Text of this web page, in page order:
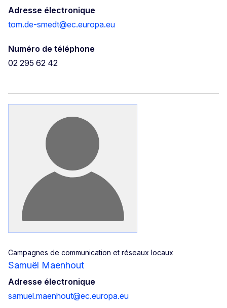
Adresse électronique
tom.de-smedt@ec.europa.eu
Numéro de téléphone
02 295 62 42
Campagnes de communication et réseaux locaux
Samuël Maenhout
Adresse électronique
samuel.maenhout@ec.europa.eu